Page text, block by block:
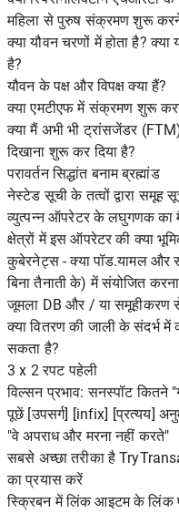
महिला से पुरुष संक्रमण शुरू
क्या यौवन चरणों में होता है?
है?
यौवन के पक्ष और विपक्ष क्या हैं?
क्या एमटीएफ में संक्रमण शुरू
क्या मैं अभी भी ट्रांसजेंडर
दिखाना शुरू कर दिया है?
परावर्तन सिद्धांत बनाम ब्रह्मांड
नेस्टेड सूची के तत्वों द्वारा समूह
व्युत्पन्न ऑपरेटर के लघुगणक का
क्षेत्रों में इस ऑपरेटर की क्या
कुबेरनेट्स - क्या पॉड.यामल और
बिना तैनाती के) में संयोजित
जूमला DB और / या समूहीकरण
क्या वितरण की जाली के संदर्भ में
सकता है?
3 x 2 रपट पहेली
विल्सन प्रभाव: सनस्पॉट कितने
पूछें [उपसर्ग] [infix] [प्रत्यय]
"वे अपराध और मरना नहीं करते"
सबसे अच्छा तरीका है
का प्रयास करें
स्क्रिबन में लिंक आइटम के लिंक